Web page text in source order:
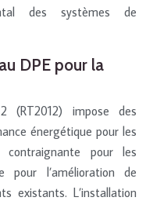
des systèmes de
DPE pour la
(RT2012) impose des
énergétique pour les
pour les
pour l’amélioration de
existants. L’installation